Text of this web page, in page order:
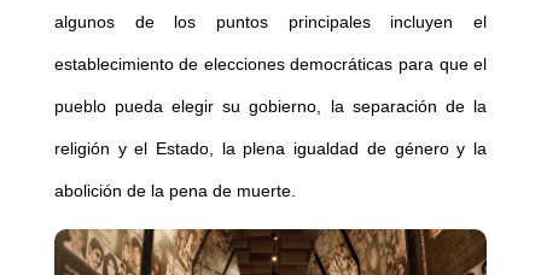
algunos de los puntos principales incluyen el
establecimiento de elecciones democráticas para que el
pueblo pueda elegir su gobierno, la separación de la
religión y el Estado, la plena igualdad de género y la
abolición de la pena de muerte.